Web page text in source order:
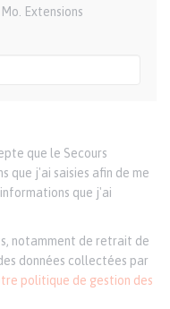
Extensions
que le Secours
que j'ai saisies afin de me
que j'ai
notamment de retrait de
données collectées par
politique de gestion des